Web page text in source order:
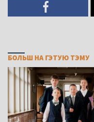
БОЛЬШ НА ГЭТУЮ ТЭМУ